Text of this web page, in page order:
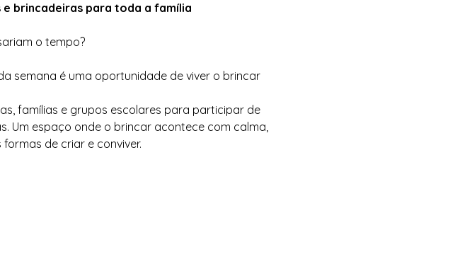
brincadeiras para toda a família
o tempo?
semana é uma oportunidade de viver o brincar
famílias e grupos escolares para participar de
Um espaço onde o brincar acontece com calma,
de criar e conviver.